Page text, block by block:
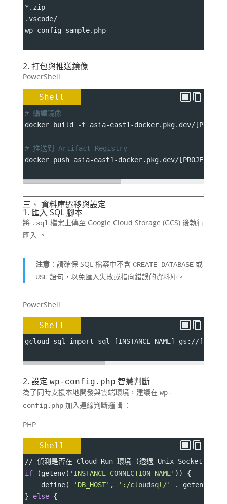
*.zip
.vscode/
wp-config-sample.php
2. 打包與推送鏡像
PowerShell
Shell
# 編譯鏡像
docker build
-t asia-east1-docker.pkg.dev/
# 推送到 Artifact Registry
docker push asia-east1-docker.pkg.dev/
三、 資料庫遷移與設定
1. 匯入 SQL 腳本
將 .sql檔案上傳至 Google Cloud Storage (GCS) 後執行
匯入 。
注意：請確保 SQL 檔案中不含 CREATE DATABASE或
USE語句，以免匯入失敗或指向錯誤的資料庫。
PowerShell
Shell
gcloud sql import sql [INSTANCE_NAME] gs://
2. 設定 wp-config.php 智慧判斷
為了同時支援本地開發與雲端環境，建議在 wp-
config.php加入連線判斷邏輯 ：
PHP
Shell
// 偵測是否在 Cloud Run 環境 (透過 Unix Socket 連線)
if (getenv( 'INSTANCE_CONNECTION_NAME' )) {
    define(
'DB_HOST' , ':/cloudsql/' . getenv(
} else {